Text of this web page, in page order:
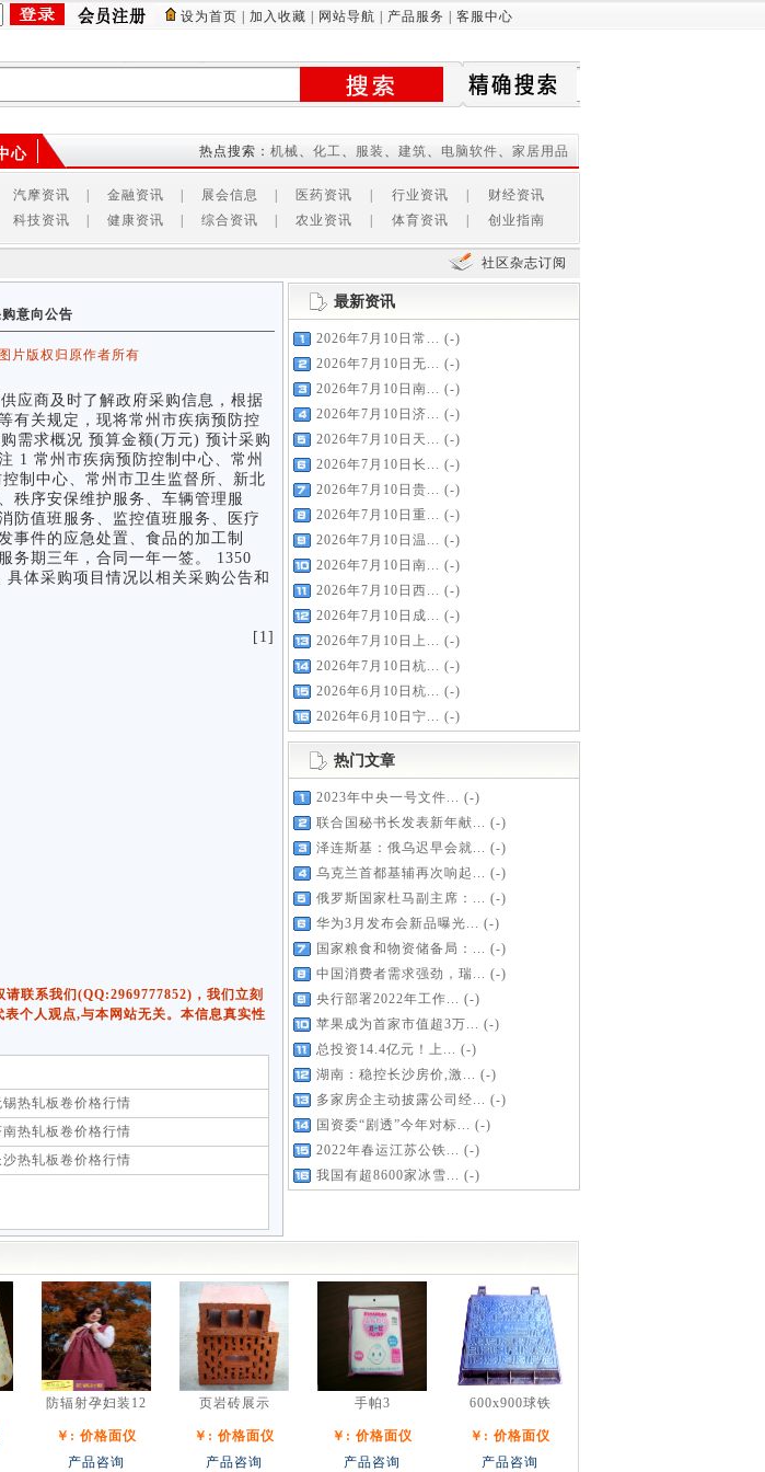
设为首页 加入收藏 网站导航 产品服务 客服中心
心 热点搜索： 机械、 化工、 服装 、 建筑、 电脑软件、 家居用品
汽摩资讯 金融资讯 展会信息 医药资讯 行业资讯
财经资讯
科技资讯 健康资讯 综合资讯 农业资讯 体育资讯 创业指南
社区杂志订阅
意向公告
片版权归原作者所有
应商及时了解政府采购信息，根据
有关规定，现将常州市疾病预防控
需求概况 预算金额(万元) 预计采购
1 常州市疾病预防控制中心、常州
制中心、常州市卫生监督所、新北
秩序安保维护服务、车辆管理服
防值班服务、监控值班服务、医疗
事件的应急处置、食品的加工制
务期三年，合同一年一签。 1350
体采购项目情况以相关采购公告和
[1]
联系我们(QQ:2969777852)，我们立刻
个人观点,与本网站无关。本信息真实性
热轧板卷价格行情
热轧板卷价格行情
热轧板卷价格行情
最新资讯
2026年7月10日常... (-)
2026年7月10日无... (-)
2026年7月10日南... (-)
2026年7月10日济... (-)
2026年7月10日天... (-)
2026年7月10日长... (-)
2026年7月10日贵... (-)
2026年7月10日重... (-)
2026年7月10日温... (-)
2026年7月10日南... (-)
2026年7月10日西... (-)
2026年7月10日成... (-)
2026年7月10日上... (-)
2026年7月10日杭... (-)
2026年6月10日杭... (-)
2026年6月10日宁... (-)
热门文章
2023年中央一号文件... (-)
联合国秘书长发表新年献... (-)
泽连斯基：俄乌迟早会就... (-)
乌克兰首都基辅再次响起... (-)
俄罗斯国家杜马副主席：... (-)
华为3月发布会新品曝光... (-)
国家粮食和物资储备局：... (-)
中国消费者需求强劲，瑞... (-)
央行部署2022年工作... (-)
苹果成为首家市值超3万... (-)
总投资14.4亿元！上... (-)
湖南：稳控长沙房价,激... (-)
多家房企主动披露公司经... (-)
国资委“剧透”今年对标... (-)
2022年春运江苏公铁... (-)
我国有超8600家冰雪... (-)
防辐射孕妇装12
￥: 价格面仪
产品咨询
页岩砖展示
￥: 价格面仪
产品咨询
手帕3
￥: 价格面仪
产品咨询
600x900球铁
￥: 价格面仪
产品咨询